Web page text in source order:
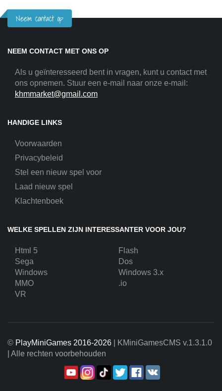
Neem contact op
NEEM CONTACT MET ONS OP
Als u geïnteresseerd bent in vragen, kunt u contact met
ons opnemen. Stuur een e-mail naar onze e-mail:
khmmarket@gmail.com
HANDIGE LINKS
Voorwaarden
Privacybeleid
Stel een nieuw spel voor
Laad nieuw spel
Klachtenboek
WELKE SPELLEN ZIJN INTERESSANTER VOOR JOU?
Html 5
Flash
Sega
Dos
Windows
Windows 3.x
MMO
.io
VR
© PlayMiniGames 2016-2026 | KMiniGamesCMS v.1.3.1.0
| Alle rechten voorbehouden